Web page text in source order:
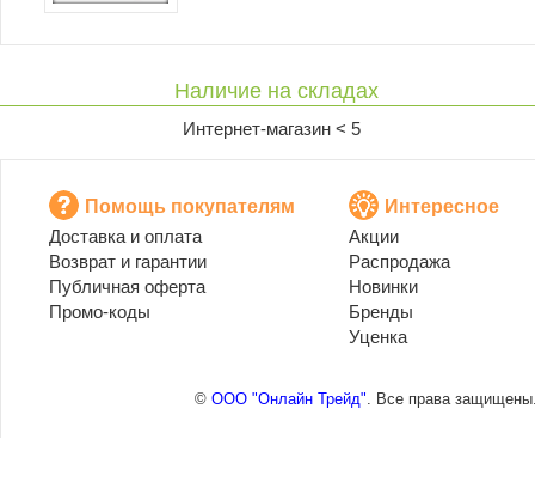
Наличие на складах
Интернет-магазин < 5
Помощь покупателям
Доставка и оплата
Возврат и гарантии
Публичная оферта
Промо-коды
Интересное
Акции
Распродажа
Новинки
Бренды
Уценка
© ООО "Онлайн Трейд". Все права